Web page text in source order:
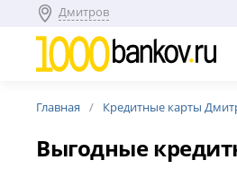
Дмитров
Главная Кредитные карты
Выгодные